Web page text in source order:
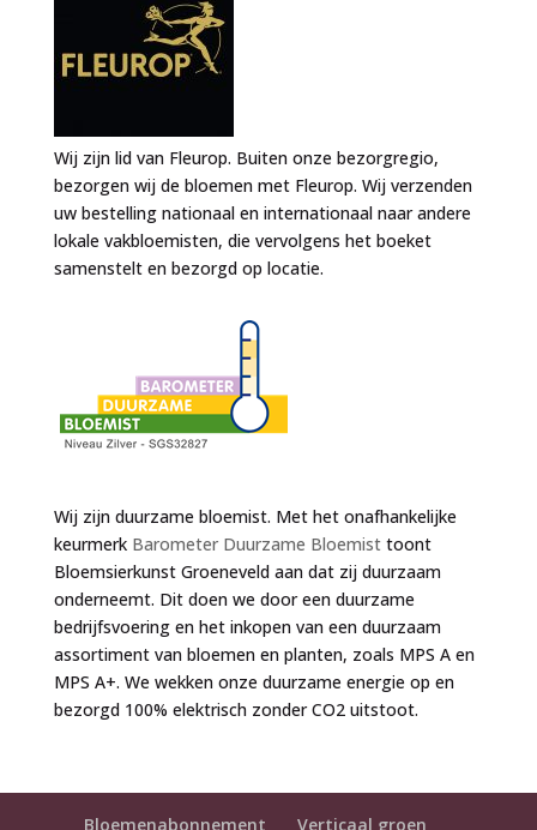
Wij zijn lid van Fleurop. Buiten onze bezorgregio,
bezorgen wij de bloemen met Fleurop. Wij verzenden
uw bestelling nationaal en internationaal naar andere
lokale vakbloemisten, die vervolgens het boeket
samenstelt en bezorgd op locatie.
Wij zijn duurzame bloemist. Met het onafhankelijke
keurmerk Barometer Duurzame Bloemisttoont
Bloemsierkunst Groeneveld aan dat zij duurzaam
onderneemt. Dit doen we door een duurzame
bedrijfsvoering en het inkopen van een duurzaam
assortiment van bloemen en planten, zoals MPS A en
MPS A+. We wekken onze duurzame energie op en
bezorgd 100% elektrisch zonder CO2 uitstoot.
Bloemenabonnement Verticaal groen